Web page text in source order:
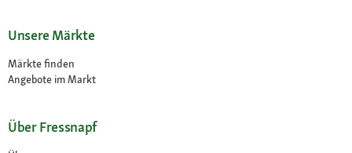
Unsere Märkte
Märkte finden
Angebote im Markt
Über Fressnapf